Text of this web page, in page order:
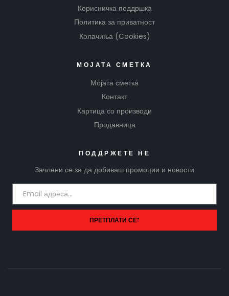
Корисничка поддршка
Политика за приватност
Колачиња (Cookies)
МОЈАТА СМЕТКА
Мојата сметка
Контакт
Картица со производи
Продавница
ПОДДРЖЕТЕ НЕ
Зачлени се за да добиваш промоции и новости
ПРЕТПЛАТИ СЕ